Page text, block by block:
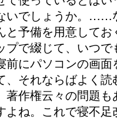
いでしょうか。……
と予備を用意して
プで綴じて、いつ
前にパソコンの画
、それならばよく
著作権云々の問題
よね。これで寝不